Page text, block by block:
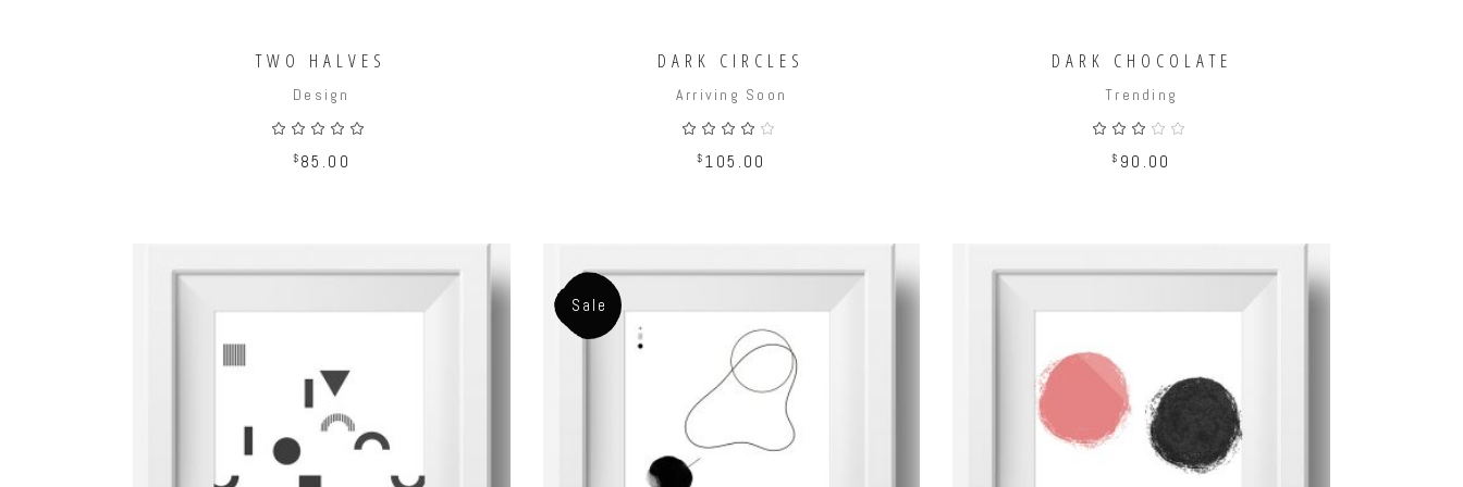
TWO HALVES
Design
5.00
de 5
$ 85.00
DARK CIRCLES
Arriving Soon
4.00
de 5
$ 105.00
DARK CHOCOLATE
Trending
3.00
de
$ 90.00
AÑADIR AL CARRITO
Sale
AÑADIR AL CARRITO AÑADIR AL CARRITO